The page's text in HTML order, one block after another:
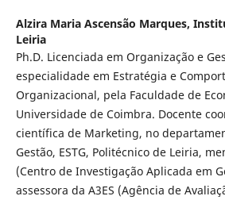
Alzira Maria Ascensão Marques,
Leiria
Ph.D. Licenciada em Organização e
especialidade em Estratégia e
Organizacional, pela Faculdade de
Universidade de Coimbra. Docente
científica de Marketing, no
Gestão, ESTG, Politécnico de Leiria,
(Centro de Investigação Aplicada em
assessora da A3ES (Agência de